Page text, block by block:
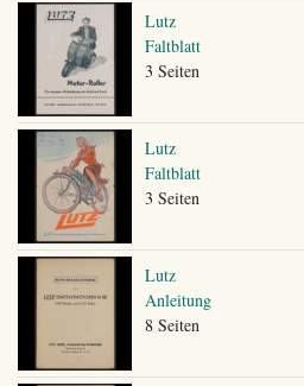
Lutz
Faltblatt
3 Seiten
Lutz
Faltblatt
3 Seiten
Lutz
Anleitung
8 Seiten